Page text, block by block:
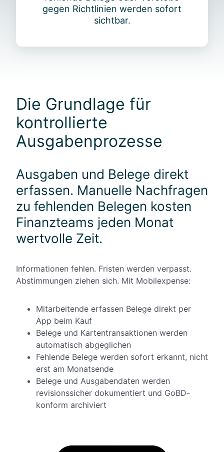
p
a
e
r
e
d
n
u
r
o
gegen Richtlinien werden sofort
sichtbar.
Die Grundlage für
kontrollierte
Ausgabenprozesse
Ausgaben und Belege direkt
erfassen. Manuelle Nachfragen
zu fehlenden Belegen kosten
Finanzteams jeden Monat
wertvolle Zeit.
Informationen fehlen. Fristen werden verpasst.
Abstimmungen ziehen sich. Mit Mobilexpense:
Mitarbeitende erfassen Belege direkt per
App beim Kauf
Belege und Kartentransaktionen werden
automatisch abgeglichen
Fehlende Belege werden sofort erkannt, nicht
erst am Monatsende
Belege und Ausgabendaten werden
revisionssicher dokumentiert und GoBD-
konform archiviert